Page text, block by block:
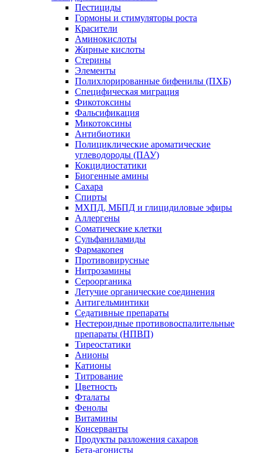
Пестициды
Гормоны и стимуляторы роста
Красители
Аминокислоты
Жирные кислоты
Стерины
Элементы
Полихлорированные бифенилы (ПХБ)
Специфическая миграция
Фикотоксины
Фальсификация
Микотоксины
Антибиотики
Полициклические ароматические
углеводороды (ПАУ)
Кокцидиостатики
Биогенные амины
Сахара
Спирты
МХПД, МБПД и глицидиловые эфиры
Аллергены
Соматические клетки
Сульфаниламиды
Фармакопея
Противовирусные
Нитрозамины
Сероорганика
Летучие органические соединения
Антигельминтики
Седативные препараты
Нестероидные противовоспалительные
препараты (НПВП)
Тиреостатики
Анионы
Катионы
Титрование
Цветность
Фталаты
Фенолы
Витамины
Консерванты
Продукты разложения сахаров
Бета-агонисты